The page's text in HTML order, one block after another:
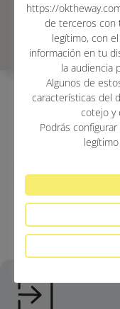
Rua San
¿Cómo Llegar?
https://
de terceros con
legítimo, con
información en tu
la audiencia
Algunos de
características del
cotejo y
Podrás